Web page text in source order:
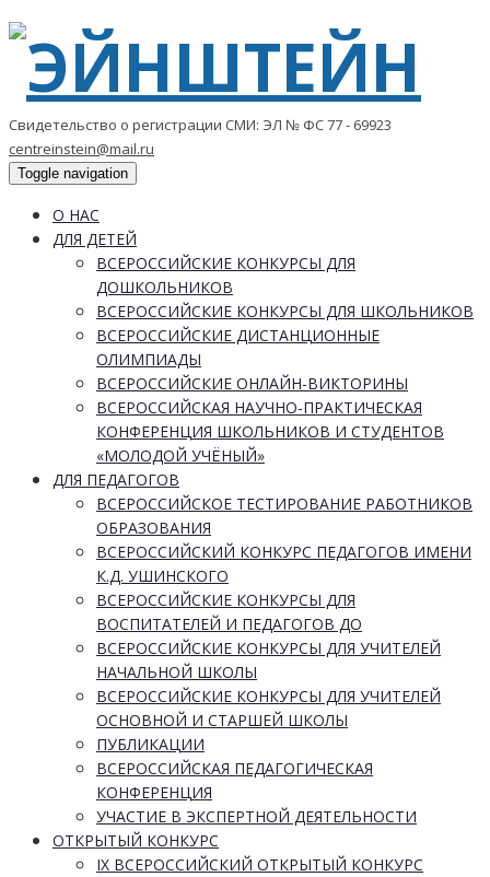
Свидетельство о регистрации СМИ: ЭЛ № ФС 77 - 69923
centreinstein@mail.ru
Toggle navigation
О НАС
ДЛЯ ДЕТЕЙ
ВСЕРОССИЙСКИЕ КОНКУРСЫ ДЛЯ
ДОШКОЛЬНИКОВ
ВСЕРОССИЙСКИЕ КОНКУРСЫ ДЛЯ ШКОЛЬНИКОВ
ВСЕРОССИЙСКИЕ ДИСТАНЦИОННЫЕ
ОЛИМПИАДЫ
ВСЕРОССИЙСКИЕ ОНЛАЙН-ВИКТОРИНЫ
ВСЕРОССИЙСКАЯ НАУЧНО-ПРАКТИЧЕСКАЯ
КОНФЕРЕНЦИЯ ШКОЛЬНИКОВ И СТУДЕНТОВ
«МОЛОДОЙ УЧЁНЫЙ»
ДЛЯ ПЕДАГОГОВ
ВСЕРОССИЙСКОЕ ТЕСТИРОВАНИЕ РАБОТНИКОВ
ОБРАЗОВАНИЯ
ВСЕРОССИЙСКИЙ КОНКУРС ПЕДАГОГОВ ИМЕНИ
К.Д. УШИНСКОГО
ВСЕРОССИЙСКИЕ КОНКУРСЫ ДЛЯ
ВОСПИТАТЕЛЕЙ И ПЕДАГОГОВ ДО
ВСЕРОССИЙСКИЕ КОНКУРСЫ ДЛЯ УЧИТЕЛЕЙ
НАЧАЛЬНОЙ ШКОЛЫ
ВСЕРОССИЙСКИЕ КОНКУРСЫ ДЛЯ УЧИТЕЛЕЙ
ОСНОВНОЙ И СТАРШЕЙ ШКОЛЫ
ПУБЛИКАЦИИ
ВСЕРОССИЙСКАЯ ПЕДАГОГИЧЕСКАЯ
КОНФЕРЕНЦИЯ
УЧАСТИЕ В ЭКСПЕРТНОЙ ДЕЯТЕЛЬНОСТИ
ОТКРЫТЫЙ КОНКУРС
IX ВСЕРОССИЙСКИЙ ОТКРЫТЫЙ КОНКУРС